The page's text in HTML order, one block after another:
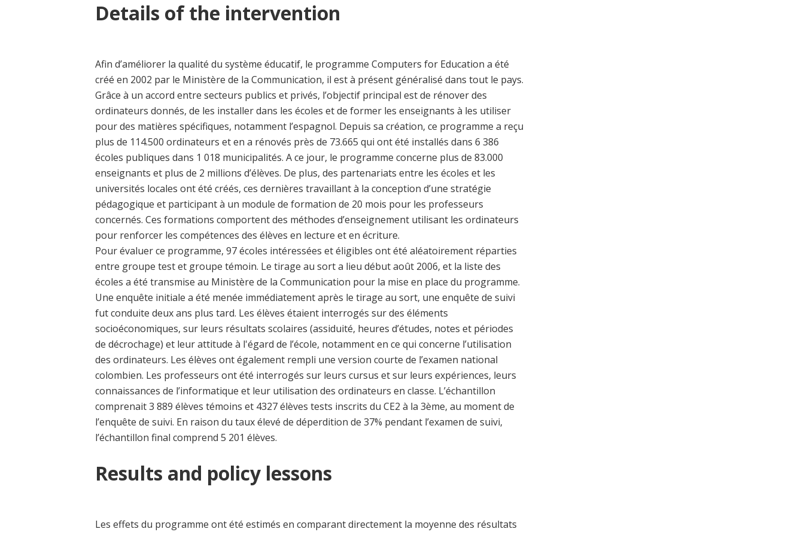
Details of the intervention
Afin d’améliorer la qualité du système éducatif, le programme Computers for Education a été
créé en 2002 par le Ministère de la Communication, il est à présent généralisé dans tout le pays.
Grâce à un accord entre secteurs publics et privés, l’objectif principal est de rénover des
ordinateurs donnés, de les installer dans les écoles et de former les enseignants à les utiliser
pour des matières spécifiques, notamment l’espagnol. Depuis sa création, ce programme a reçu
plus de 114.500 ordinateurs et en a rénovés près de 73.665 qui ont été installés dans 6 386
écoles publiques dans 1 018 municipalités. A ce jour, le programme concerne plus de 83.000
enseignants et plus de 2 millions d’élèves. De plus, des partenariats entre les écoles et les
universités locales ont été créés, ces dernières travaillant à la conception d’une stratégie
pédagogique et participant à un module de formation de 20 mois pour les professeurs
concernés. Ces formations comportent des méthodes d’enseignement utilisant les ordinateurs
pour renforcer les compétences des élèves en lecture et en écriture.
Pour évaluer ce programme, 97 écoles intéressées et éligibles ont été aléatoirement réparties
entre groupe test et groupe témoin. Le tirage au sort a lieu début août 2006, et la liste des
écoles a été transmise au Ministère de la Communication pour la mise en place du programme.
Une enquête initiale a été menée immédiatement après le tirage au sort, une enquête de suivi
fut conduite deux ans plus tard. Les élèves étaient interrogés sur des éléments
socioéconomiques, sur leurs résultats scolaires (assiduité, heures d’études, notes et périodes
de décrochage) et leur attitude à l'égard de l’école, notamment en ce qui concerne l’utilisation
des ordinateurs. Les élèves ont également rempli une version courte de l’examen national
colombien. Les professeurs ont été interrogés sur leurs cursus et sur leurs expériences, leurs
connaissances de l’informatique et leur utilisation des ordinateurs en classe. L’échantillon
comprenait 3 889 élèves témoins et 4327 élèves tests inscrits du CE2 à la 3ème, au moment de
l’enquête de suivi. En raison du taux élevé de déperdition de 37% pendant l’examen de suivi,
l’échantillon final comprend 5 201 élèves.
Results and policy lessons
Les effets du programme ont été estimés en comparant directement la moyenne des résultats